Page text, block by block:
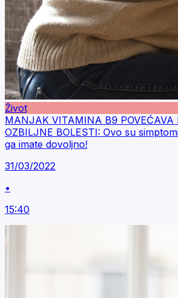
Život
MANJAK VITAMINA B9 POVEĆAVA
OZBILJNE BOLESTI: Ovo su
ga imate dovoljno!
31/03/2022
•
15:40